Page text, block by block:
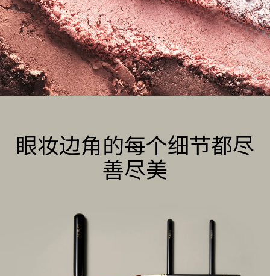
眼妆边角的每个细节都尽
善尽美